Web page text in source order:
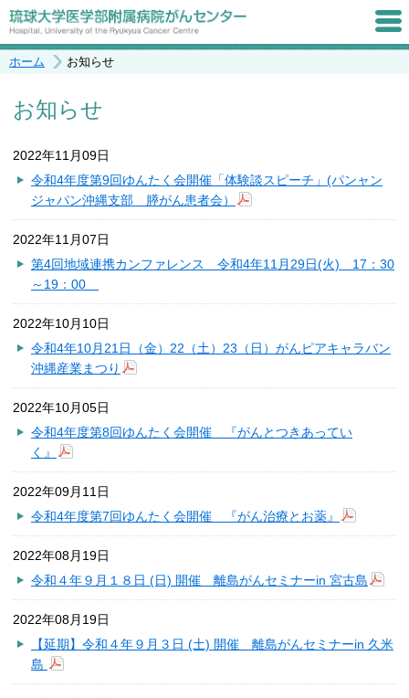
ホーム お知らせ
お知らせ
2022年11月09日
令和4年度第9回ゆんたく会開催「体験談スピーチ」(パンャン
ジャパン沖縄支部 膵がん患者会）
2022年11月07日
第4回地域連携カンファレンス 令和4年11月29日(火) 17：30
～19：00
2022年10月10日
令和4年10月21日（金）22（土）23（日）がんピアキャラバン
沖縄産業まつり
2022年10月05日
令和4年度第8回ゆんたく会開催 『がんとつきあってい
く』
2022年09月11日
令和4年度第7回ゆんたく会開催 『がん治療とお薬』
2022年08月19日
令和４年９月１８日 (日) 開催 離島がんセミナーin 宮古島
2022年08月19日
【延期】令和４年９月３日 (土) 開催 離島がんセミナーin 久米
島